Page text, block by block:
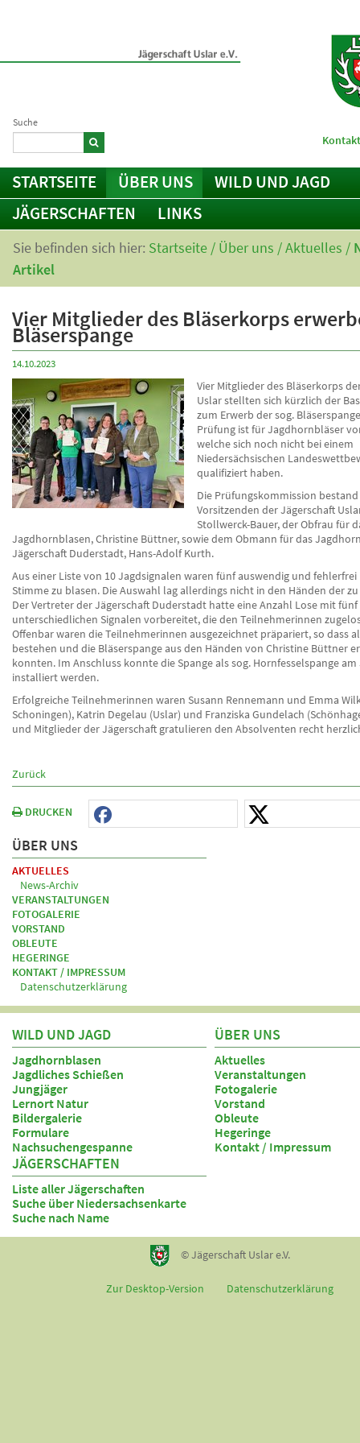
Suche
STARTSEITE ÜBER UNS
WILD UND JAGD
JÄGERSCHAFTEN
LINKS
Sie befinden sich hier: Startseite / Über uns /Aktuelles /
Artikel
Vier Mitglieder des Bläserkorps
Bläserspange
14.10.2023
Vier Mitglieder des Bläserkorps
Uslar stellten sich kürzlich der
zum Erwerb der sog.
Prüfung ist für Jagdhornbläser
welche sich noch nicht bei einem
Niedersächsischen
qualifiziert haben.
Die Prüfungskommission
Vorsitzenden der Jägerschaft
Stollwerck-Bauer, der Obfrau für
Jagdhornblasen, Christine Büttner, sowie dem Obmann für das
Jägerschaft Duderstadt, Hans-Adolf Kurth.
Aus einer Liste von 10 Jagdsignalen waren fünf auswendig und
Stimme zu blasen. Die Auswahl lag allerdings nicht in den Händen der
Der Vertreter der Jägerschaft Duderstadt hatte eine Anzahl Lose mit fünf
unterschiedlichen Signalen vorbereitet, die den Teilnehmerinnen
Offenbar waren die Teilnehmerinnen ausgezeichnet präpariert, so dass
bestehen und die Bläserspange aus den Händen von Christine Büttner
konnten. Im Anschluss konnte die Spange als sog. Hornfesselspange
installiert werden.
Erfolgreiche Teilnehmerinnen waren Susann Rennemann und Emma
Schoningen), Katrin Degelau (Uslar) und Franziska Gundelach
und Mitglieder der Jägerschaft gratulieren den Absolventen recht
Zurück
DRUCKEN
ÜBER UNS
AKTUELLES
News-Archiv
VERANSTALTUNGEN
FOTOGALERIE
VORSTAND
OBLEUTE
HEGERINGE
KONTAKT / IMPRESSUM
Datenschutzerklärung
WILD UND JAGD
Jagdhornblasen
Jagdliches Schießen
Jungjäger
Lernort Natur
Bildergalerie
Formulare
Nachsuchengespanne
ÜBER UNS
Aktuelles
Veranstaltungen
Fotogalerie
Vorstand
Obleute
Hegeringe
Kontakt / Impressum
JÄGERSCHAFTEN
Liste aller Jägerschaften
Suche über Niedersachsenkarte
Suche nach Name
© Jägerschaft Uslar e.V.
Zur Desktop-Version Datenschutzerklärung